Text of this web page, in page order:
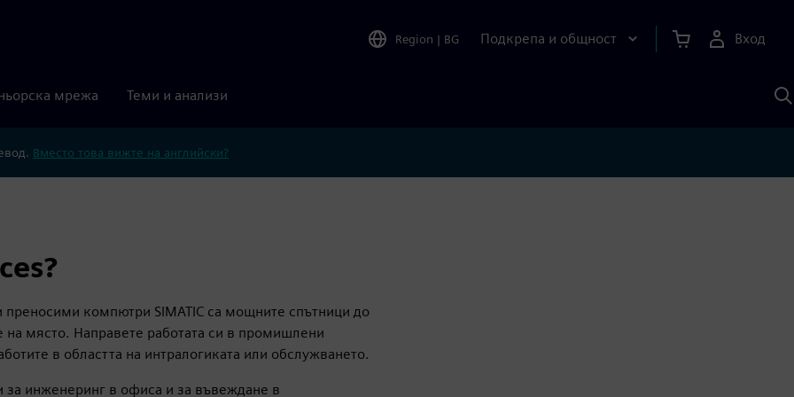
Region | BG Подкрепа и общност Вход
мрежа Теми и анализи
с
Вместо това вижте на английски?
компютри SIMATIC са мощните спътници до
на място. Направете работата си в промишлени
в областта на интралогиката или обслужването.
за инженеринг в офиса и за въвеждане в